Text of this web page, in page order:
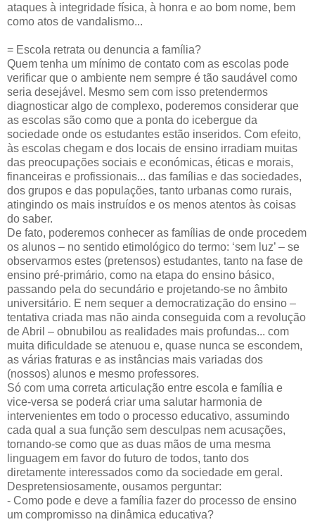
ataques à integridade física, à honra e ao bom nome, bem
como atos de vandalismo...
= Escola retrata ou denuncia a família?
Quem tenha um mínimo de contato com as escolas pode
verificar que o ambiente nem sempre é tão saudável como
seria desejável. Mesmo sem com isso pretendermos
diagnosticar algo de complexo, poderemos considerar que
as escolas são como que a ponta do icebergue da
sociedade onde os estudantes estão inseridos. Com efeito,
às escolas chegam e dos locais de ensino irradiam muitas
das preocupações sociais e económicas, éticas e morais,
financeiras e profissionais... das famílias e das sociedades,
dos grupos e das populações, tanto urbanas como rurais,
atingindo os mais instruídos e os menos atentos às coisas
do saber.
De fato, poderemos conhecer as famílias de onde procedem
os alunos – no sentido etimológico do termo: ‘sem luz’ – se
observarmos estes (pretensos) estudantes, tanto na fase de
ensino pré-primário, como na etapa do ensino básico,
passando pela do secundário e projetando-se no âmbito
universitário. E nem sequer a democratização do ensino –
tentativa criada mas não ainda conseguida com a revolução
de Abril – obnubilou as realidades mais profundas... com
muita dificuldade se atenuou e, quase nunca se escondem,
as várias fraturas e as instâncias mais variadas dos
(nossos) alunos e mesmo professores.
Só com uma correta articulação entre escola e família e
vice-versa se poderá criar uma salutar harmonia de
intervenientes em todo o processo educativo, assumindo
cada qual a sua função sem desculpas nem acusações,
tornando-se como que as duas mãos de uma mesma
linguagem em favor do futuro de todos, tanto dos
diretamente interessados como da sociedade em geral.
Despretensiosamente, ousamos perguntar:
- Como pode e deve a família fazer do processo de ensino
um compromisso na dinâmica educativa?